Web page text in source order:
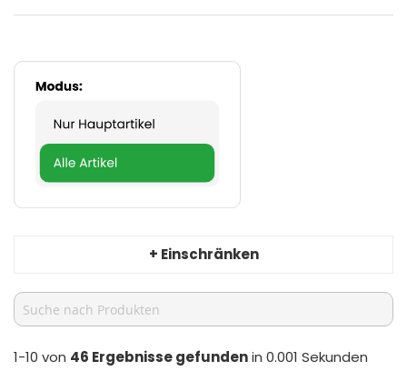
Inhalt
+ Einschränken
1-10 von 46 Ergebnisse gefundenin 0.001 Sekunden